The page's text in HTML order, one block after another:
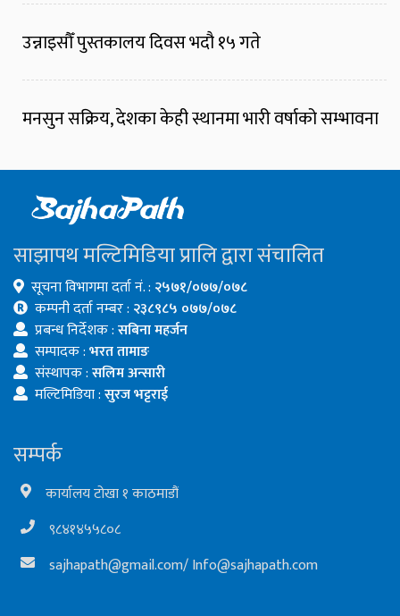
उन्नाइसौँ पुस्तकालय दिवस भदौ १५ गते
मनसुन सक्रिय, देशका केही स्थानमा भारी वर्षाको सम्भावना
साझापथ मल्टिमिडिया प्रालि द्वारा संचालित
सूचना विभागमा दर्ता नं. : २५७१/०७७/०७८
कम्पनी दर्ता नम्बर : २३८९८५ ०७७/०७८
प्रबन्ध निर्देशक :सबिना महर्जन
सम्पादक :भरत तामाङ
संस्थापक :सलिम अन्सारी
मल्टिमिडिया :सुरज भट्टराई
सम्पर्क
कार्यालय टोखा १ काठमाडौं
९८४१४५५८०८
sajhapath@gmail.com/Info@sajhapath.com